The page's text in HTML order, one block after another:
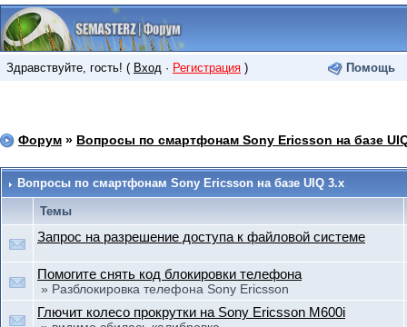
Здравствуйте, гость! ( Вход · Регистрация ) Помощь
Форум » Вопросы по смартфонам Sony Ericsson на базе
Вопросы по смартфонам Sony Ericsson на базе UIQ 3.x
Темы
Запрос на разрешение доступа к файловой системе
Помогите снять код блокировки телефона
» Разблокировка телефона Sony Ericsson
Глючит колесо прокрутки на Sony Ericsson M600i